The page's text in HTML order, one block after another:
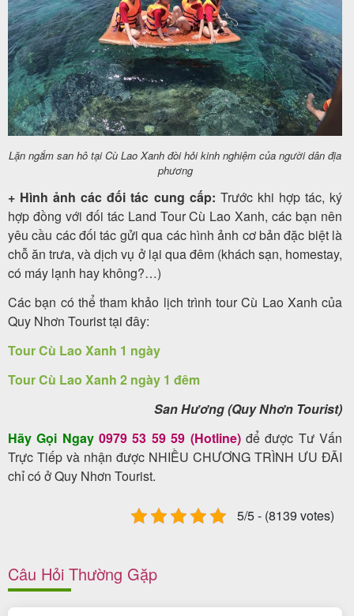
Lặn ngắm san hô tại Cù Lao Xanh đòi hỏi kinh nghiệm của người dân địa
phương
+ Hình ảnh các đối tác cung cấp: Trước khi hợp tác, ký
hợp đồng với đối tác Land Tour Cù Lao Xanh, các bạn nên
yêu cầu các đối tác gửi qua các hình ảnh cơ bản đặc biệt là
chỗ ăn trưa, và dịch vụ ở lại qua đêm (khách sạn, homestay,
có máy lạnh hay không?…)
Các bạn có thể tham khảo lịch trình tour Cù Lao Xanh của
Quy Nhơn Tourist tại đây:
Tour Cù Lao Xanh 1 ngày
Tour Cù Lao Xanh 2 ngày 1 đêm
San Hương (Quy Nhơn Tourist)
Hãy Gọi Ngay 0979 53 59 59 (Hotline) để được Tư Vấn
Trực Tiếp và nhận được NHIỀU CHƯƠNG TRÌNH ƯU ĐÃI
chỉ có ở Quy Nhơn Tourist.
5/5 - (8139 votes)
Câu Hỏi Thường Gặp